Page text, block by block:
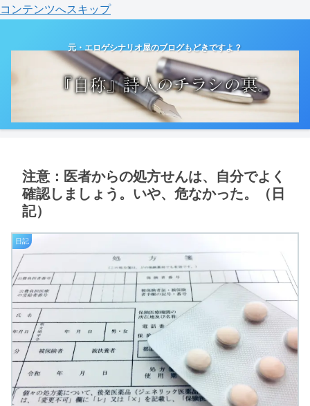
コンテンツへスキップ
元・エロゲシナリオ屋のブログもどきですよ？
注意：医者からの処方せんは、自分でよく
確認しましょう。いや、危なかった。（日
記）
日記